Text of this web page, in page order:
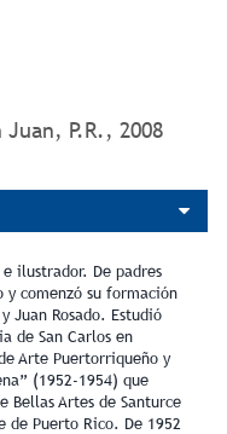
Juan, P.R., 2008
ilustrador. De padres
comenzó su formación
Juan Rosado. Estudió
de San Carlos en
Arte Puertorriqueño y
(1952‑1954) que
Bellas Artes de Santurce
de Puerto Rico. De 1952